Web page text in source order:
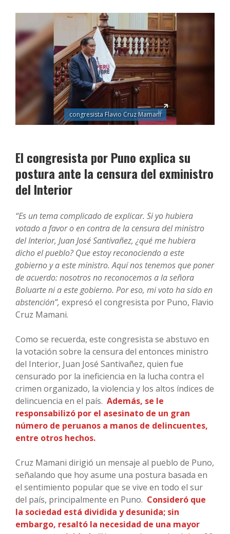
congresista Flavio Cruz Mamani
El congresista por Puno explica su
postura ante la censura del exministro
del Interior
“Es un tema complicado de explicar. Si yo hubiera
votado a favor o en contra de la censura del ministro
del Interior, Juan José Santivañez, ¿qué me hubiera
dicho el pueblo? Que estoy reconociendo a este
gobierno y a este ministro. Aquí nos tenemos que poner
de acuerdo: nosotros no reconocemos a la señora
Boluarte ni a este gobierno. Por eso, mi voto ha sido en
abstención”, expresó el congresista por Puno, Flavio
Cruz Mamani.
Como se recuerda, este congresista se abstuvo en
la votación sobre la censura del entonces ministro
del Interior, Juan José Santivañez, quien fue
censurado por la ineficiencia en la lucha contra el
crimen organizado, la violencia y los altos índices de
delincuencia en el país. Además, se le
responsabilizó por el asesinato de un gran
número de peruanos a manos de delincuentes,
entre otros hechos.
Cruz Mamani dirigió un mensaje al pueblo de Puno,
señalando que hoy asume una postura basada en
el sentimiento popular que se vive en todo el sur
del país, principalmente en Puno. Consideró que
la sociedad está dividida y desunida; sin
embargo, resaltó la necesidad de una mayor